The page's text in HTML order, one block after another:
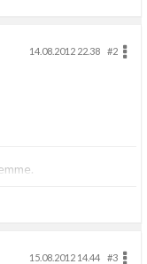
14.08.2012 22.38
#2
15.08.2012 14.44
#3